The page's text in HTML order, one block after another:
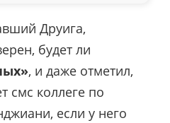
Друига,
будет ли
, и даже отметил,
смс коллеге по
если у него